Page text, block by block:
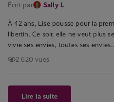
Écrit par Sally L
À 42 ans, Lise pousse pour la
libertin. Ce soir, elle ne veut plus
vivre ses envies, toutes ses
2 620 vues
Lire la suite